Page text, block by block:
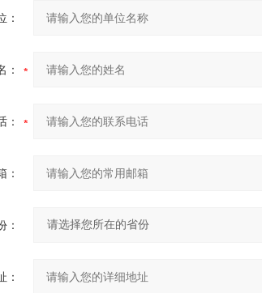
：
：
：
：
：
：